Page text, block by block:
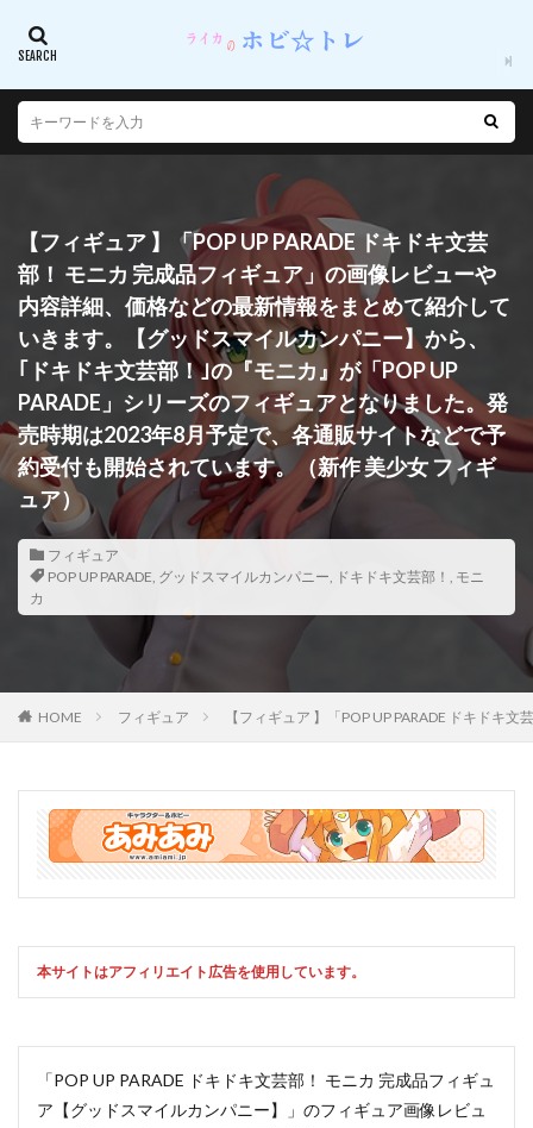
【フィギュア 】「POP UP PARADE ドキドキ文芸
部！ モニカ 完成品フィギュア」の画像レビューや
内容詳細、価格などの最新情報をまとめて紹介して
いきます。【グッドスマイルカンパニー】から、
｢ドキドキ文芸部！｣の『モニカ』が「POP UP
PARADE」シリーズのフィギュアとなりました。発
売時期は2023年8月予定で、各通販サイトなどで予
約受付も開始されています。（新作 美少女 フィギ
ュア）
フィギュア
POP UP PARADE, グッドスマイルカンパニー, ドキドキ文芸部！ , モニ
カ
HOME フィギュア 【フィギュア 】「POP UP PARADE ドキド
本サイトはアフィリエイト広告を使用しています。
「POP UP PARADE ドキドキ文芸部！ モニカ 完成品フィギュ
ア【グッドスマイルカンパニー】」のフィギュア画像レビュ